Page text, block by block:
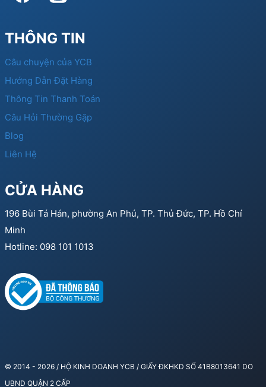
THÔNG TIN
Câu chuyện của YCB
Hướng Dẫn Đặt Hàng
Thông Tin Thanh Toán
Câu Hỏi Thường Gặp
Blog
Liên Hệ
CỬA HÀNG
196 Bùi Tá Hán, phường An Phú, TP. Thủ Đức, TP. Hồ Chí
Minh
Hotline: 098 101 1013
© 2014 - 2026 / HỘ KINH DOANH YCB / GIẤY ĐKHKD SỐ 41B8013641 DO
UBND QUẬN 2 CẤP